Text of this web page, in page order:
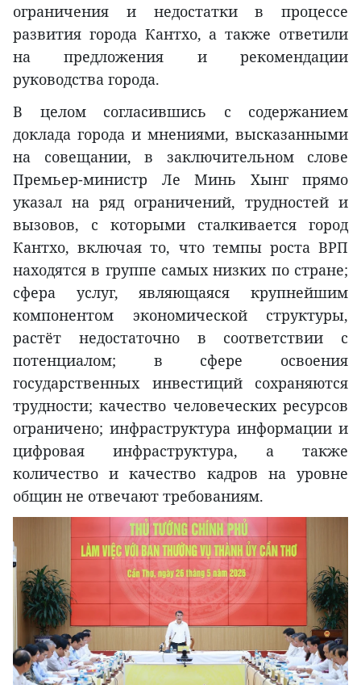
ограничения и недостатки в процессе
развития города Кантхо, а также ответили
на предложения и рекомендации
руководства города.
В целом согласившись с содержанием
доклада города и мнениями, высказанными
на совещании, в заключительном слове
Премьер-министр Ле Минь Хынг прямо
указал на ряд ограничений, трудностей и
вызовов, с которыми сталкивается город
Кантхо, включая то, что темпы роста ВРП
находятся в группе самых низких по стране;
сфера услуг, являющаяся крупнейшим
компонентом экономической структуры,
растёт недостаточно в соответствии с
потенциалом; в сфере освоения
государственных инвестиций сохраняются
трудности; качество человеческих ресурсов
ограничено; инфраструктура информации и
цифровая инфраструктура, а также
количество и качество кадров на уровне
общин не отвечают требованиям.